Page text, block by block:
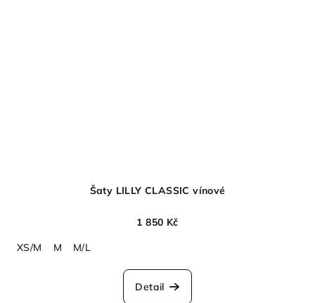
Šaty LILLY CLASSIC vínové
1 850 Kč
XS/M
M M/L
Detail